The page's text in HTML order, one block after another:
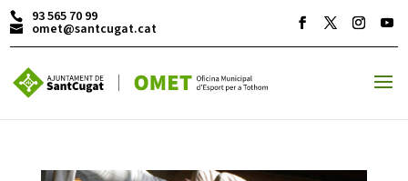
93 565 70 99
omet@santcugat.cat
ACTIVITATS D'ESTIU